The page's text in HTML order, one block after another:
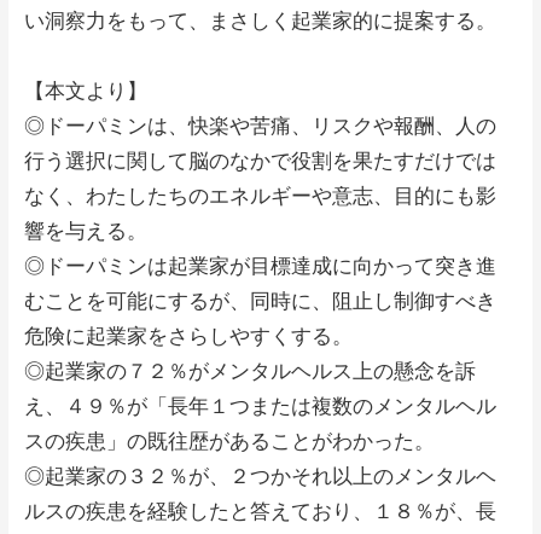
い洞察力をもって、まさしく起業家的に提案する。
【本文より】
◎ドーパミンは、快楽や苦痛、リスクや報酬、人の
行う選択に関して脳のなかで役割を果たすだけでは
なく、わたしたちのエネルギーや意志、目的にも影
響を与える。
◎ドーパミンは起業家が目標達成に向かって突き進
むことを可能にするが、同時に、阻止し制御すべき
危険に起業家をさらしやすくする。
◎起業家の７２％がメンタルヘルス上の懸念を訴
え、４９％が「長年１つまたは複数のメンタルヘル
スの疾患」の既往歴があることがわかった。
◎起業家の３２％が、２つかそれ以上のメンタルヘ
ルスの疾患を経験したと答えており、１８％が、長